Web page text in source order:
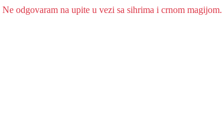
Ne odgovaram na upite u vezi sa sihrima i crnom magijom.